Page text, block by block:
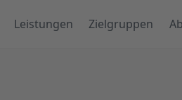
Leistungen Zielgruppen